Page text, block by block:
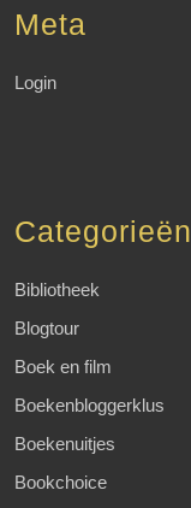
Meta
Login
Categorieën
Bibliotheek
Blogtour
Boek en film
Boekenbloggerklus
Boekenuitjes
Bookchoice